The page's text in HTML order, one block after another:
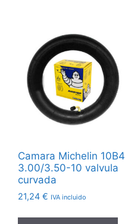
Camara Michelin 10B4
3.00/3.50-10 valvula
curvada
21,24 € IVA incluido